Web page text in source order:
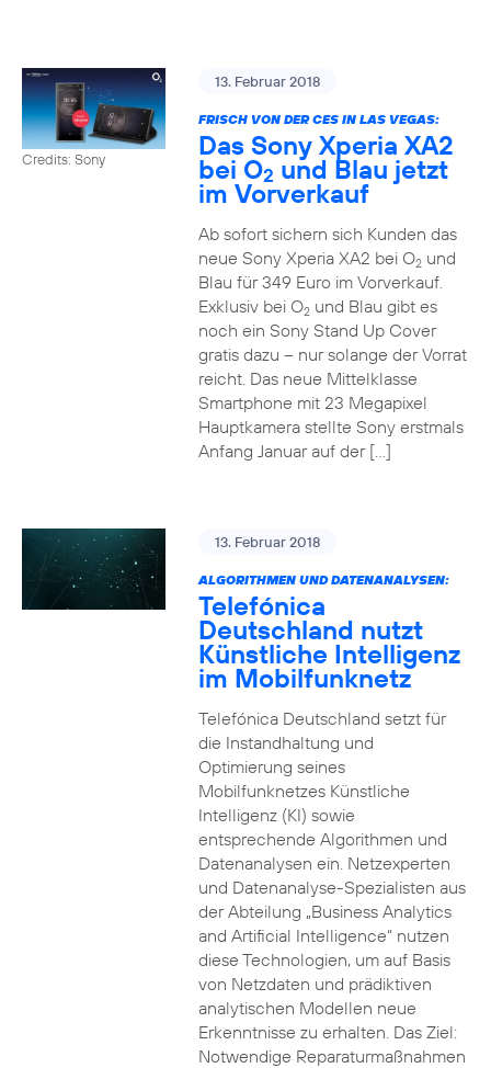
Credits: Sony
13. Februar 2018
FRISCH VON DER CES IN LAS VEGAS:
Das Sony Xperia XA2
bei O2 und Blau jetzt
im Vorverkauf
Ab sofort sichern sich Kunden das
neue Sony Xperia XA2 bei O2und
Blau für 349 Euro im Vorverkauf.
Exklusiv bei O2und Blau gibt es
noch ein Sony Stand Up Cover
gratis dazu – nur solange der Vorrat
reicht. Das neue Mittelklasse
Smartphone mit 23 Megapixel
Hauptkamera stellte Sony erstmals
Anfang Januar auf der […]
13. Februar 2018
ALGORITHMEN UND DATENANALYSEN:
Telefónica
Deutschland nutzt
Künstliche Intelligenz
im Mobilfunknetz
Telefónica Deutschland setzt für
die Instandhaltung und
Optimierung seines
Mobilfunknetzes Künstliche
Intelligenz (KI) sowie
entsprechende Algorithmen und
Datenanalysen ein. Netzexperten
und Datenanalyse-Spezialisten aus
der Abteilung „Business Analytics
and Artificial Intelligence“ nutzen
diese Technologien, um auf Basis
von Netzdaten und prädiktiven
analytischen Modellen neue
Erkenntnisse zu erhalten. Das Ziel:
Notwendige Reparaturmaßnahmen